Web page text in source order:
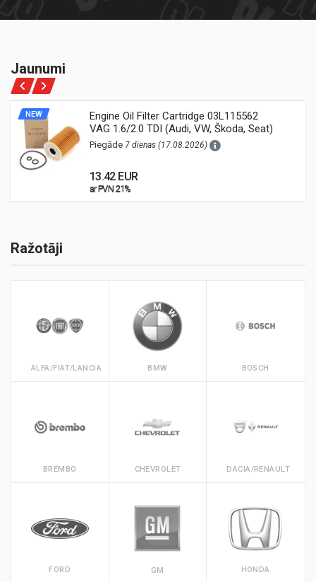
Jaunumi
NEW
Engine Oil Filter Cartridge 03L115562
VAG 1.6/2.0 TDI (Audi, VW, Škoda, Seat)
Piegāde 7 dienas (17.08.2026)
13.42 EUR
ar PVN 21%
ar PVN 21%
Ražotāji
ALFA/FIAT/LANCIA BMW BOSCH
BREMBO CHEVROLET DACIA/RENAULT
FORD GM HONDA